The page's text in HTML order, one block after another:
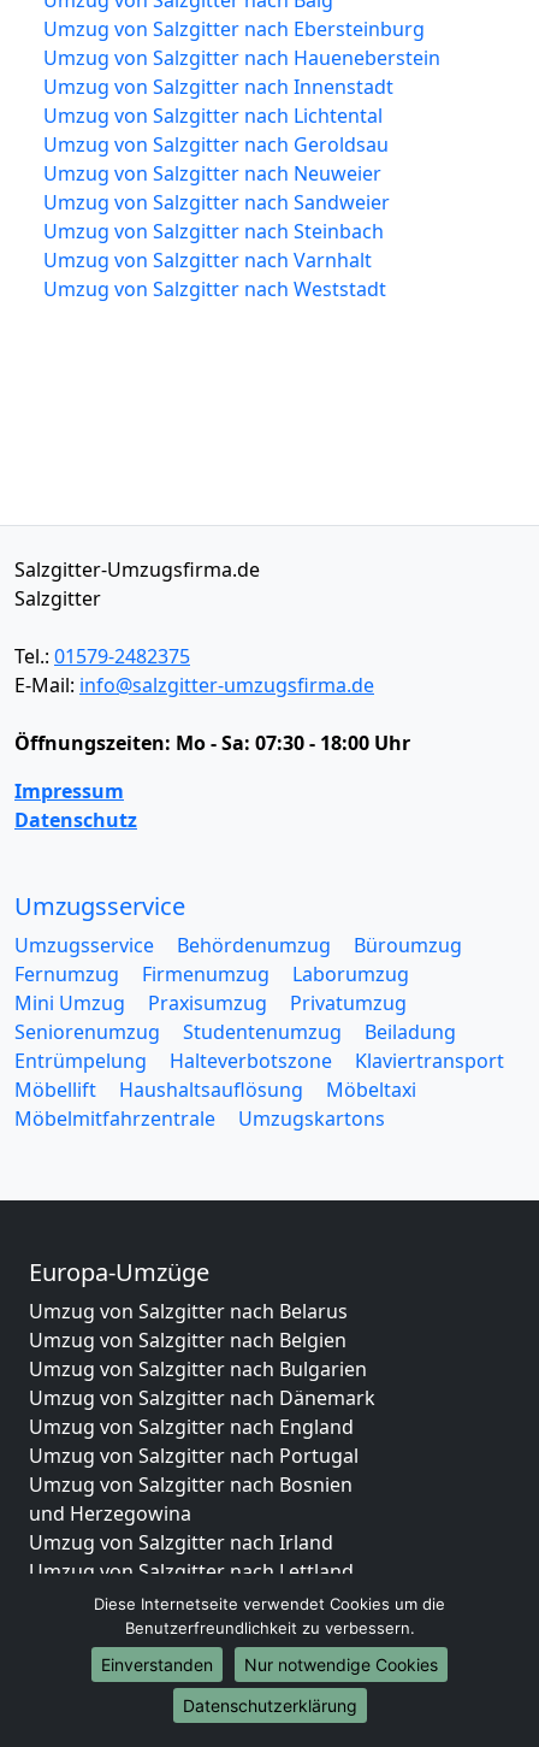
Umzug von Salzgitter nach Ebersteinburg
Umzug von Salzgitter nach Haueneberstein
Umzug von Salzgitter nach Innenstadt
Umzug von Salzgitter nach Lichtental
Umzug von Salzgitter nach Geroldsau
Umzug von Salzgitter nach Neuweier
Umzug von Salzgitter nach Sandweier
Umzug von Salzgitter nach Steinbach
Umzug von Salzgitter nach Varnhalt
Umzug von Salzgitter nach Weststadt
Salzgitter-Umzugsfirma.de
Salzgitter
Tel.: 01579-2482375
E-Mail: info@salzgitter-umzugsfirma.de
Öffnungszeiten: Mo - Sa: 07:30 - 18:00 Uhr
Impressum
Datenschutz
Umzugsservice
Umzugsservice Behördenumzug
Büroumzug
Fernumzug
Firmenumzug
Laborumzug
Mini Umzug
Praxisumzug
Privatumzug
Seniorenumzug
Studentenumzug
Beiladung
Entrümpelung
Halteverbotszone
Klaviertransport
Möbellift
Haushaltsauflösung
Möbeltaxi
Möbelmitfahrzentrale
Umzugskartons
Europa-Umzüge
Umzug von Salzgitter nach Belarus
Umzug von Salzgitter nach Belgien
Umzug von Salzgitter nach Bulgarien
Umzug von Salzgitter nach Dänemark
Umzug von Salzgitter nach England
Umzug von Salzgitter nach Portugal
Umzug von Salzgitter nach Bosnien
und Herzegowina
Umzug von Salzgitter nach Irland
Umzug von Salzgitter nach Lettland
Umzug von Salzgitter nach Zypern
Umzug von Salzgitter nach Kroatien
Umzug von Salzgitter nach Estland
Umzug von Salzgitter nach Finnland
Umzug von Salzgitter nach Frankreich
Diese Internetseite verwendet Cookies um die
Benutzerfreundlichkeit zu verbessern.
Einverstanden
Nur notwendige Cookies
Datenschutzerklärung